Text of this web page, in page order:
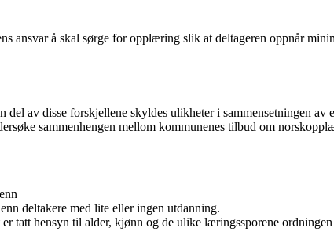
ansvar å skal sørge for opplæring slik at deltageren oppnår
av disse forskjellene skyldes ulikheter i sammensetningen av
sammenhengen mellom kommunenes tilbud om
deltakere med lite eller ingen utdanning.
tatt hensyn til alder, kjønn og de ulike læringssporene